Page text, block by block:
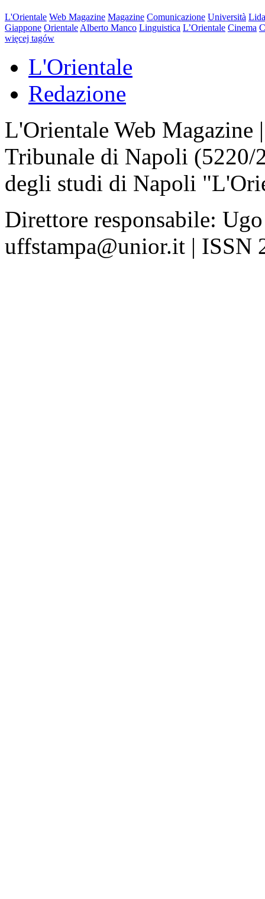
L'Orientale Web Magazine Magazine Comunicazione Università
Giappone Orientale Alberto Manco Linguistica L’Orientale Cinema
więcej tagów
L'Orientale
Redazione
L'Orientale Web Magazine
Tribunale di Napoli
degli studi di Napoli
Direttore responsabile:
uffstampa@unior.it | ISSN